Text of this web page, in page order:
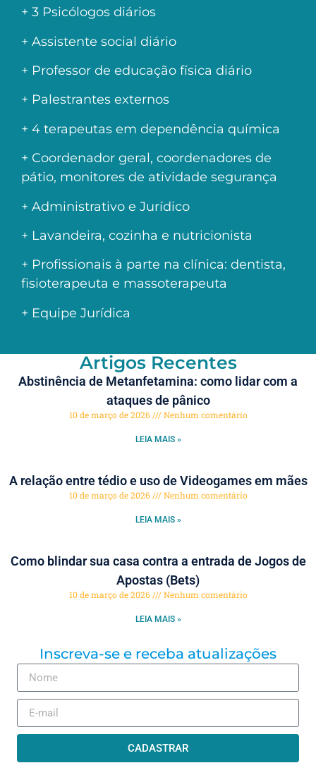
+ 3 Psicólogos diários
+ Assistente social diário
+ Professor de educação física diário
+ Palestrantes externos
+ 4 terapeutas em dependência química
+ Coordenador geral, coordenadores de
pátio, monitores de atividade segurança
+ Administrativo e Jurídico
+ Lavandeira, cozinha e nutricionista
+ Profissionais à parte na clínica: dentista,
fisioterapeuta e massoterapeuta
+ Equipe Jurídica
Artigos Recentes
Abstinência de Metanfetamina: como lidar com a
ataques de pânico
10 de março de 2026 Nenhum comentário
LEIA MAIS »
A relação entre tédio e uso de Videogames em mães
10 de março de 2026 Nenhum comentário
LEIA MAIS »
Como blindar sua casa contra a entrada de Jogos de
Apostas (Bets)
10 de março de 2026 Nenhum comentário
LEIA MAIS »
Inscreva-se e receba atualizações
CADASTRAR